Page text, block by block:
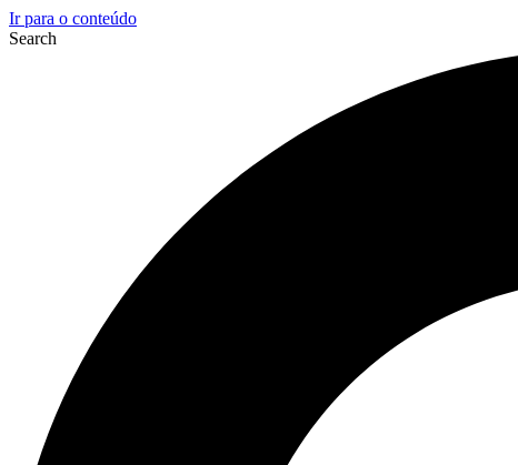
Ir para o conteúdo
Search